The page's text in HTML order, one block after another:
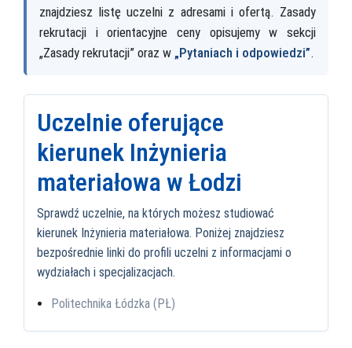
znajdziesz listę uczelni z adresami i ofertą. Zasady
rekrutacji i orientacyjne ceny opisujemy w sekcji
„Zasady rekrutacji” oraz w „Pytaniach i odpowiedzi”.
Uczelnie oferujące
kierunek Inżynieria
materiałowa w Łodzi
Sprawdź uczelnie, na których możesz studiować
kierunek Inżynieria materiałowa. Poniżej znajdziesz
bezpośrednie linki do profili uczelni z informacjami o
wydziałach i specjalizacjach.
Politechnika Łódzka (PŁ)